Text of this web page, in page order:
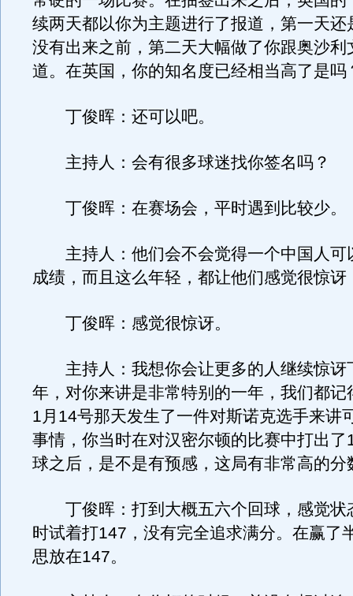
续两天都以你为主题进行了报道，第一天还
没有出来之前，第二天大幅做了你跟奥沙利
道。在英国，你的知名度已经相当高了是吗
丁俊晖：还可以吧。
主持人：会有很多球迷找你签名吗？
丁俊晖：在赛场会，平时遇到比较少。
主持人：他们会不会觉得一个中国人可
成绩，而且这么年轻，都让他们感觉很惊讶
丁俊晖：感觉很惊讶。
主持人：我想你会让更多的人继续惊讶
年，对你来讲是非常特别的一年，我们都记
1月14号那天发生了一件对斯诺克选手来讲
事情，你当时在对汉密尔顿的比赛中打出了
球之后，是不是有预感，这局有非常高的分
丁俊晖：打到大概五六个回球，感觉状
时试着打147，没有完全追求满分。在赢了
思放在147。